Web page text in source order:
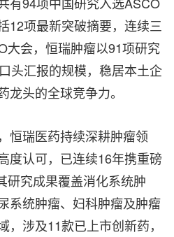
12项最新突破摘要，连续三
大会，恒瑞肿瘤以91项研究
头汇报的规模，稳居本土企
龙头的全球竞争力。
恒瑞医药持续深耕肿瘤领
度认可，已连续16年携重磅
研究成果覆盖消化系统肿
系统肿瘤、妇科肿瘤及肿瘤
涉及11款已上市创新药，